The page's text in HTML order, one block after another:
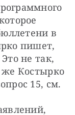
в
пишет,
не так,
же Костырко
15, см.